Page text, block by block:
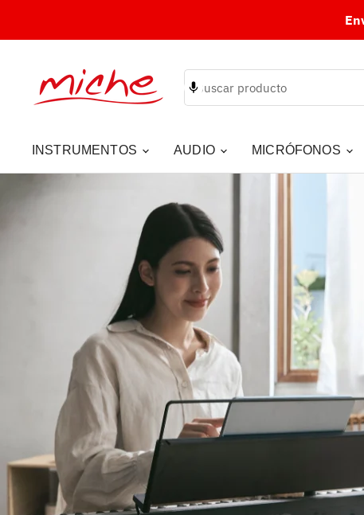
INSTRUMENTOS AUDIO MICRÓFONOS